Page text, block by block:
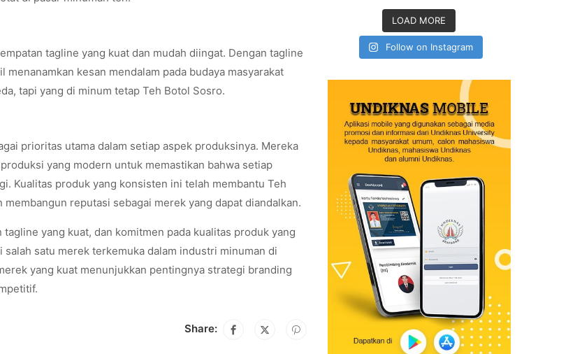
tagline yang kuat dan mudah diingat. Dengan tagline
kesan mendalam pada budaya masyarakat
tapi yang di minum tetap Teh Botol Sosro.
prioritas utama dalam setiap aspek produksinya. Mereka
yang modern untuk memastikan bahwa setiap
Kualitas produk yang konsisten ini telah membantu Teh
reputasi sebagai merek yang dapat diandalkan.
yang kuat, dan komitmen pada kualitas produk yang
satu merek terkemuka dalam industri minuman di
yang kuat menunjukkan pentingnya strategi branding
Share:
LOAD MORE
Follow on Instagram